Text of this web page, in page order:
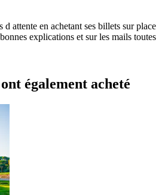
attente en achetant ses billets sur place
explications et sur les mails toutes
également acheté